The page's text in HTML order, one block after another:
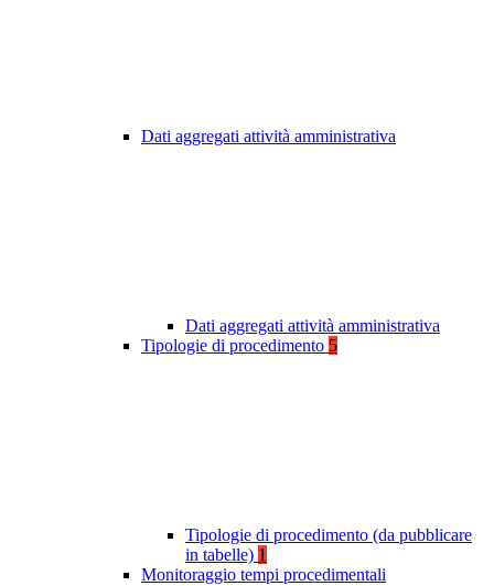
Dati aggregati attività amministrativa
Dati aggregati attività amministrativa
Tipologie di procedimento 5
Tipologie di procedimento (da pubblicare
in tabelle) 1
Monitoraggio tempi procedimentali